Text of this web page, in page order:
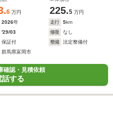
6 万円 225.5 万円
2026年 走行 5km
'29/03 修復
なし
保証付 整備
法定整備付
群馬県富岡市
確認・見積依頼
話する